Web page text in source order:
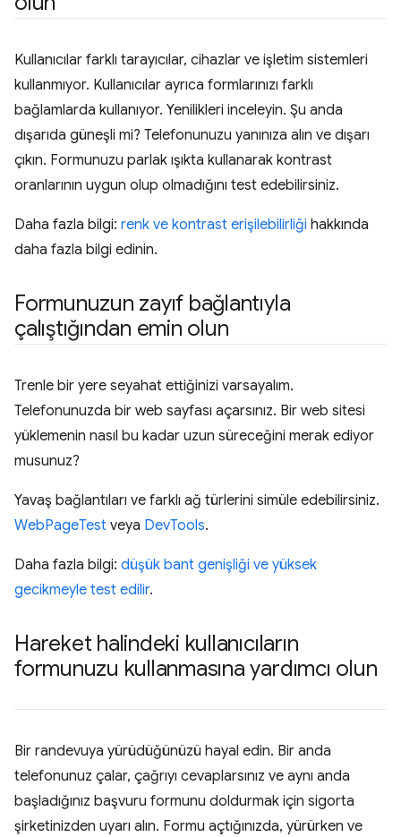
Kullanıcılar farklı tarayıcılar, cihazlar ve işletim sistemleri
kullanmıyor. Kullanıcılar ayrıca formlarınızı farklı
bağlamlarda kullanıyor. Yenilikleri inceleyin. Şu anda
dışarıda güneşli mi? Telefonunuzu yanınıza alın ve dışarı
çıkın. Formunuzu parlak ışıkta kullanarak kontrast
oranlarının uygun olup olmadığını test edebilirsiniz.
Daha fazla bilgi: renk ve kontrast erişilebilirliği hakkında
daha fazla bilgi edinin.
Formunuzun zayıf bağlantıyla
çalıştığından emin olun
Trenle bir yere seyahat ettiğinizi varsayalım.
Telefonunuzda bir web sayfası açarsınız. Bir web sitesi
yüklemenin nasıl bu kadar uzun süreceğini merak ediyor
musunuz?
Yavaş bağlantıları ve farklı ağ türlerini simüle edebilirsiniz.
WebPageTest veya DevTools.
Daha fazla bilgi: düşük bant genişliği ve yüksek
gecikmeyle test edilir.
Hareket halindeki kullanıcıların
formunuzu kullanmasına yardımcı olun
Bir randevuya yürüdüğünüzü hayal edin. Bir anda
telefonunuz çalar, çağrıyı cevaplarsınız ve aynı anda
başladığınız başvuru formunu doldurmak için sigorta
şirketinizden uyarı alın. Formu açtığınızda, yürürken ve